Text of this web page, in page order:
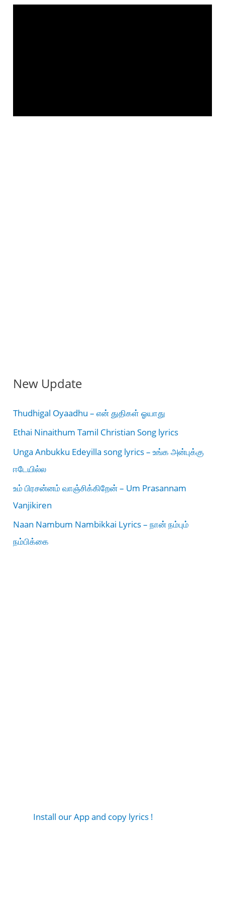
New Update
Thudhigal Oyaadhu – என் துதிகள் ஓயாது
Ethai Ninaithum Tamil Christian Song lyrics
Unga Anbukku Edeyilla song lyrics – உங்க அன்புக்கு
ஈடேயில்ல
உம் பிரசன்னம் வாஞ்சிக்கிறேன் – Um Prasannam
Vanjikiren
Naan Nambum Nambikkai Lyrics – நான் நம்பும்
நம்பிக்கை
Install our App and copy lyrics !